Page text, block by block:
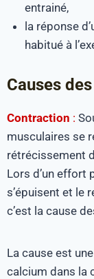
entrainé,
la réponse
habitué à
Causes
Contraction :
musculaires se
rétrécissement
Lors d’un effort
s’épuisent et le
c’est la cause
La cause est
calcium dans la